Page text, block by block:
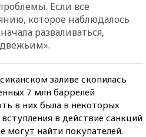
Если все
которое наблюдалось
разваливаться,
заливе скопилась
7 млн баррелей
в них была в некоторых
в действие санкций
найти покупателей.